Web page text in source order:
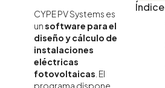
Índice
CYPE PV Systems es
unsoftware para el
diseño y cálculo de
instalaciones
eléctricas
fotovoltaicas . El
programa dispone